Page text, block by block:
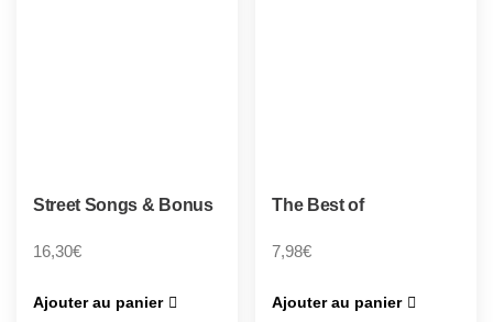
Street Songs & Bonus
16,30€
Ajouter au panier
The Best of
7,98€
Ajouter au panier